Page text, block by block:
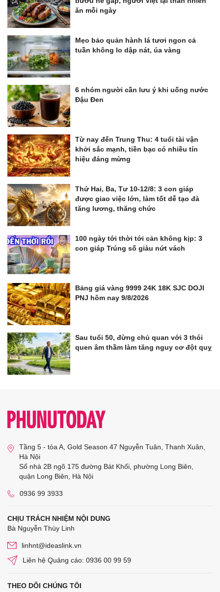
ăn mỗi ngày
Mẹo bảo quản hành lá tươi ngon cả
tuần không lo dập nát, úa vàng
6 nhóm người cần lưu ý khi uống nước
Đậu Đen
Từ nay đến Trung Thu: 4 tuổi tài vận
khởi sắc mạnh, tiền bạc có nhiều tín
hiệu đáng mừng
Thứ Hai, Ba, Tư 10-12/8: 3 con giáp
được giao việc lớn, làm tốt dễ tạo đà
tăng lương, thăng chức
100 ngày tới thời tới cản không kịp: 3
con giáp Trúng số giàu nứt vách
Bảng giá vàng 9999 24K 18K SJC DOJI
PNJ hôm nay 9/8/2026
Sau tuổi 50, đừng chủ quan với 3 thói
quen âm thầm làm tăng nguy cơ đột quỵ
Tầng 5 - tòa A, Gold Season 47 Nguyễn Tuân, Thanh Xuân,
Hà Nội
Số nhà 2B ngõ 175 đường Bát Khối, phường Long Biên,
quận Long Biên, Hà Nội
0936 99 3933
CHỊU TRÁCH NHIỆM NỘI DUNG
Bà Nguyễn Thùy Linh
linhnt@ideaslink.vn
Liên hệ Quảng cáo: 0936 00 99 59
THEO DÕI CHÚNG TÔI